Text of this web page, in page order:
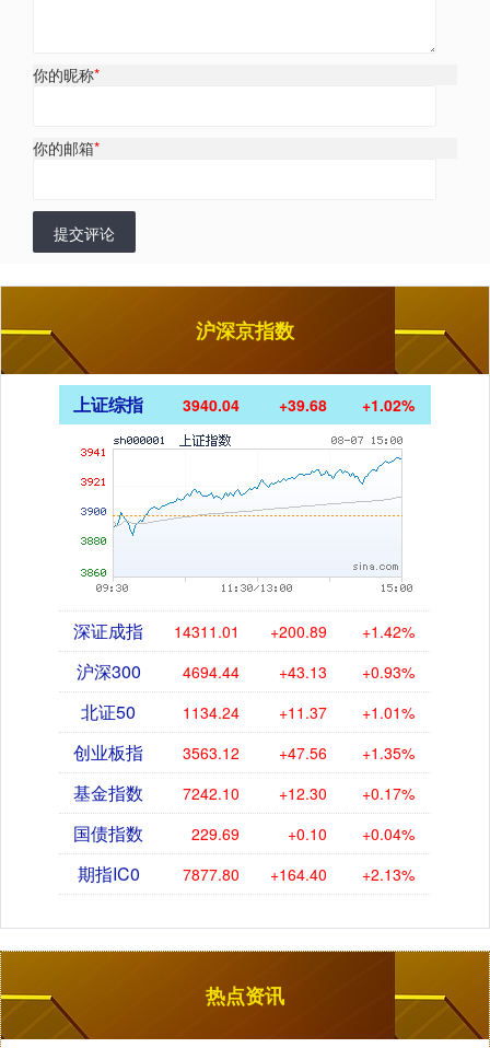
你的昵称*
你的邮箱*
提交评论
沪深京指数
上证综指 3940.04 +39.68 +1.02%
深证成指 14311.01 +200.89 +1.42%
沪深300 4694.44 +43.13 +0.93%
北证50 1134.24 +11.37 +1.01%
创业板指 3563.12 +47.56 +1.35%
基金指数 7242.10 +12.30 +0.17%
国债指数 229.69 +0.10 +0.04%
期指IC0 7877.80 +164.40 +2.13%
热点资讯